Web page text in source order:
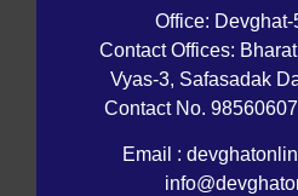
Office: Devghat-
Contact Offices:
Vyas-3, Safasadak
Contact No.
Email :